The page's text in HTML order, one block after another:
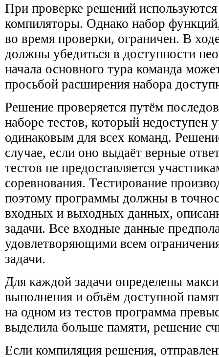
При проверке решений
компиляторы. Однако набор
во время проверки, ограничен. В
должны убедиться в доступности
начала основного тура команда
просьбой расширения набора
Решение проверяется путём
наборе тестов, который недоступен
одинаковым для всех команд.
случае, если оно выдаёт верные
тестов не предоставляется
соревнования. Тестирование
поэтому программы должны в
входных и выходных данных,
задачи. Все входные данные
удовлетворяющими всем
задачи.
Для каждой задачи определены
выполнения и объём доступной
на одном из тестов программа
выделила больше памяти, решение
Если компиляция решения,